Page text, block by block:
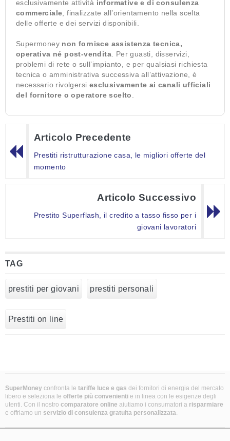
esclusivamente attività informative e di consulenza
commerciale , finalizzate all’orientamento nella scelta
delle offerte e dei servizi disponibili.
Supermoney non fornisce assistenza tecnica,
operativa né post-vendita . Per guasti, disservizi,
problemi di rete o sull’impianto, e per qualsiasi richiesta
tecnica o amministrativa successiva all’attivazione, è
necessario rivolgersi esclusivamente ai canali ufficiali
del fornitore o operatore scelto
Articolo Precedente
Prestiti ristrutturazione casa, le migliori offerte del
momento
Articolo Successivo
Prestito Superflash, il credito a tasso fisso per i
giovani lavoratori
TAG
prestiti per giovani prestiti personali
Prestiti on line
SuperMoney confronta le tariffe luce e gas dei fornitori di energia del mercato
libero e seleziona le offerte più convenienti e in linea con le esigenze degli
utenti. Con il nostro comparatore online aiutiamo i consumatori a risparmiare
e offriamo un servizio di consulenza gratuita personalizzata.